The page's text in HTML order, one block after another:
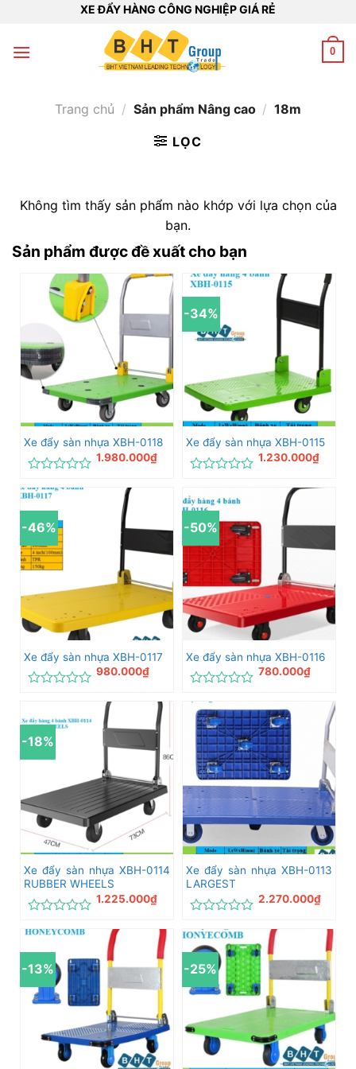
nội
XE ĐẨY HÀNG CÔNG NGHIỆP GIÁ RẺ
0
Trang chủ / Sản phẩm Nâng cao / 18m
LỌC
Không tìm thấy sản phẩm nào khớp với lựa chọn của
bạn.
Sản phẩm được đề xuất cho bạn
Xe đẩy sàn nhựa XBH-0118
xếp
0
5
sao
1.980.000₫
-34%
Xe đẩy sàn nhựa XBH-0115
xếp
hạng
0
5
sao
1.230.000₫
-46%
Xe đẩy sàn nhựa XBH-0117
hạng
0
5
sao
980.000₫
-50%
Xe đẩy sàn nhựa XBH-0116
xếp
hạng
5
sao
780.000₫
-18%
Xe đẩy sàn nhựa XBH-0114
RUBBER WHEELS
xếp
0
5
sao
1.225.000₫
Xe đẩy sàn nhựa XBH-0113
LARGEST
xếp
hạng
0
5
sao
2.270.000₫
-13% -25%